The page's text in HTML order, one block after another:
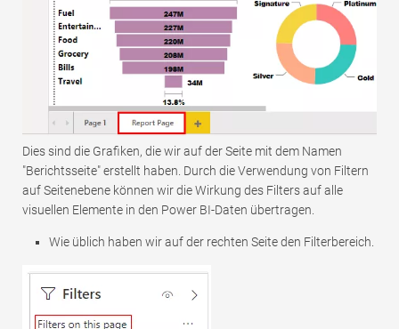
Dies sind die Grafiken, die wir auf der Seite mit dem Namen
"Berichtsseite" erstellt haben. Durch die Verwendung von Filtern
auf Seitenebene können wir die Wirkung des Filters auf alle
visuellen Elemente in den Power BI-Daten übertragen.
Wie üblich haben wir auf der rechten Seite den Filterbereich.